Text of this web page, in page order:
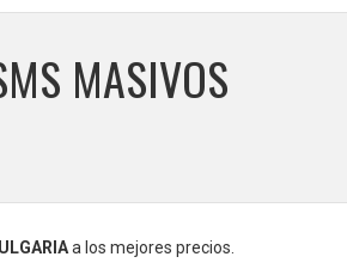
MASIVOS
a los mejores precios.